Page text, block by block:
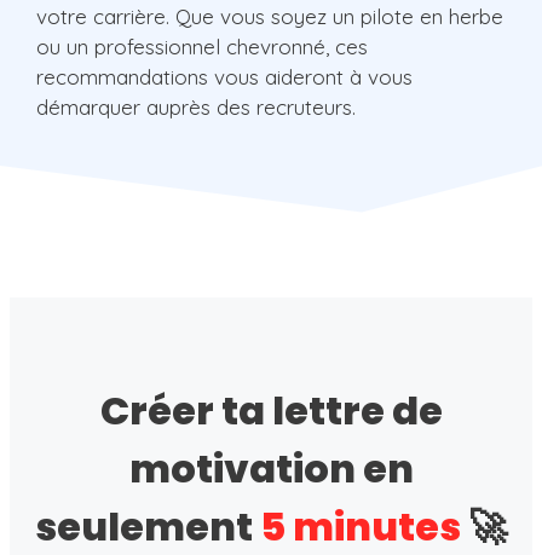
votre carrière. Que vous soyez un pilote en herbe
ou un professionnel chevronné, ces
recommandations vous aideront à vous
démarquer auprès des recruteurs.
Créer ta lettre de
motivation en
seulement 5 minutes 🚀